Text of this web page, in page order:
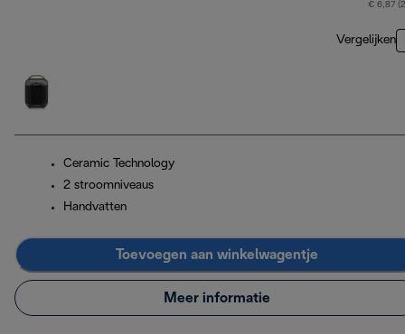
€ 6,87
Vergelijken
Ceramic Technology
2 stroomniveaus
Handvatten
Toevoegen aan winkelwagentje
Meer informatie